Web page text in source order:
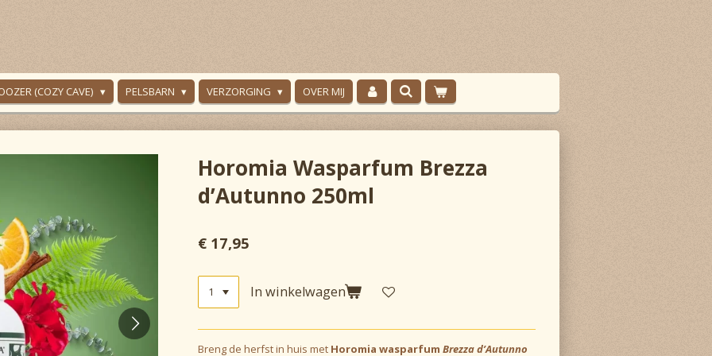
(COZY CAVE) PELSBARN VERZORGING OVER MIJ
Horomia Wasparfum Brezza
d’Autunno 250ml
€ 17,95
In winkelwagen
Breng de herfst in huis met Horomia wasparfum Brezza d’Autunno